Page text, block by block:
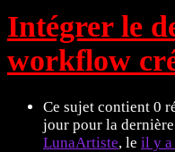
Intégrer le
workflow
Ce sujet contient 0
jour pour la
LunaArtiste, le il y a